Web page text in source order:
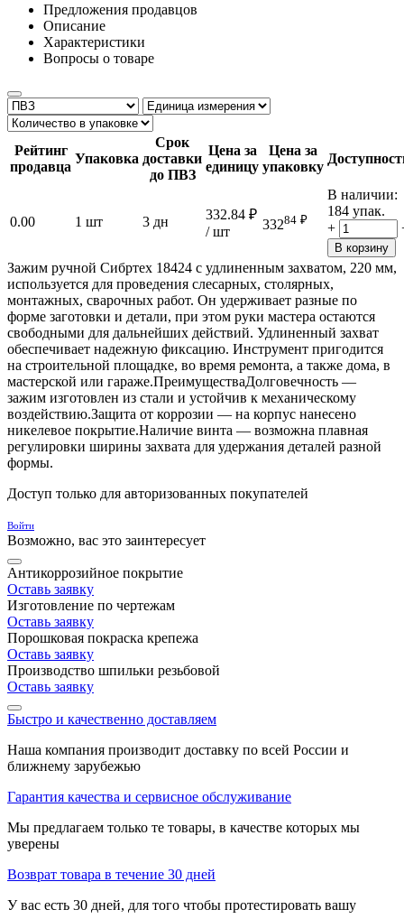
Предложения продавцов
Описание
Характеристики
Вопросы о товаре
Рейтинг
продавца
Упаковка
Срок
доставки
до ПВЗ
Цена за
единицу
Цена за
упаковку
0.00 1 шт 3 дн 332.84 ₽
/ шт
33284 ₽
В наличии:
184 упак.
+
В корзину
Зажим ручной Сибртех 18424 с удлиненным захватом, 220 мм,
используется для проведения слесарных, столярных,
монтажных, сварочных работ. Он удерживает разные по
форме заготовки и детали, при этом руки мастера остаются
свободными для дальнейших действий. Удлиненный захват
обеспечивает надежную фиксацию. Инструмент пригодится
на строительной площадке, во время ремонта, а также дома, в
мастерской или гараже.ПреимуществаДолговечность —
зажим изготовлен из стали и устойчив к механическому
воздействию.Защита от коррозии — на корпус нанесено
никелевое покрытие.Наличие винта — возможна плавная
регулировки ширины захвата для удержания деталей разной
формы.
Доступ только для авторизованных покупателей
Войти
Возможно, вас это заинтересует
Антикоррозийное покрытие
Оставь заявку
Изготовление по чертежам
Оставь заявку
Порошковая покраска крепежа
Оставь заявку
Производство шпильки резьбовой
Оставь заявку
Быстро и качественно доставляем
Наша компания производит доставку по всей России и
ближнему зарубежью
Гарантия качества и сервисное обслуживание
Мы предлагаем только те товары, в качестве которых мы
уверены
Возврат товара в течение 30 дней
У вас есть 30 дней, для того чтобы протестировать вашу